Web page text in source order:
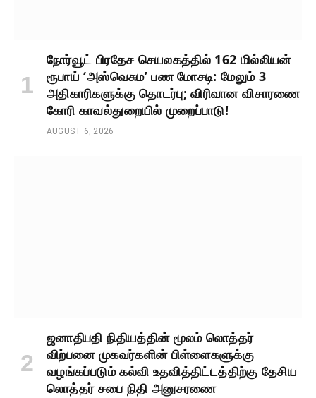
நோர்வூட் பிரதேச செயலகத்தில் 162 மில்லியன்
ரூபாய் ‘அஸ்வெசும’ பண மோசடி: மேலும் 3
அதிகாரிகளுக்கு தொடர்பு; விரிவான விசாரணை
கோரி காவல்துறையில் முறைப்பாடு!
AUGUST 6, 2026
ஜனாதிபதி நிதியத்தின் மூலம் லொத்தர்
விற்பனை முகவர்களின் பிள்ளைகளுக்கு
வழங்கப்படும் கல்வி உதவித்திட்டத்திற்கு தேசிய
லொத்தர் சபை நிதி அனுசரணை